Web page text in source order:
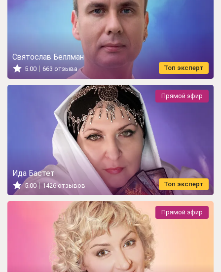
Топ эксперт
Святослав Беллман
5.00 663 отзыва
Прямой эфир
Топ эксперт
Ида Бастет
5.00 1426 отзывов
Прямой эфир